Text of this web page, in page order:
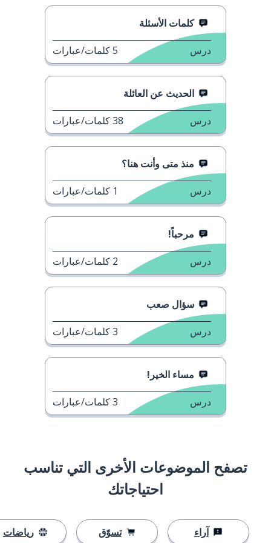
كلمات الأسئلة
درس 5كلمات/عبارات
الحديث عن العائلة
درس 38كلمات/عبارات
منذ متى وأنت هنا؟
درس 1 كلمات/عبارات
مرحباً!
درس 2 كلمات/عبارات
سؤال صعب
درس 3كلمات/عبارات
مساء الخير!
درس 3كلمات/عبارات
تصفح الموضوعات الأخرى التي تناسب
احتياجاتك
آراء تسوّق رياضات